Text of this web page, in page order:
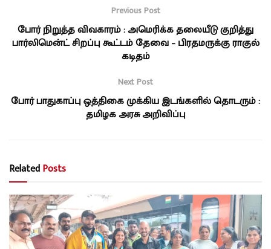
Previous Post
போர் நிறுத்த விவகாரம் : அமெரிக்க தலையீடு குறித்து
பார்லிமென்ட் சிறப்பு கூட்டம் தேவை – பிரதமருக்கு ராகுல்
கடிதம்
Next Post
போர் பாதுகாப்பு ஒத்திகை முக்கிய இடங்களில் தொடரும் :
தமிழக அரசு அறிவிப்பு
RelatedPosts